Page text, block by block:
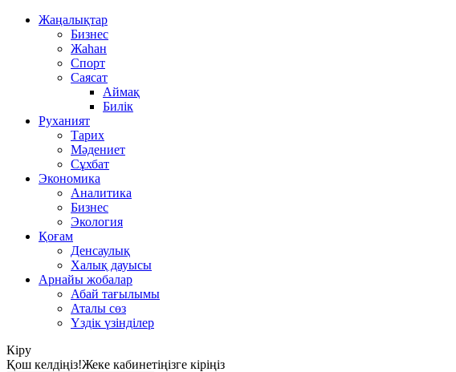
Жаңалықтар
Бизнес
Жаһан
Спорт
Саясат
Аймақ
Билік
Руханият
Тарих
Мәдениет
Сұхбат
Экономика
Аналитика
Бизнес
Экология
Қоғам
Денсаулық
Халық дауысы
Арнайы жобалар
Абай тағылымы
Аталы сөз
Үздік үзінділер
Кіру
Қош келдіңіз!Жеке кабинетіңізге кіріңіз